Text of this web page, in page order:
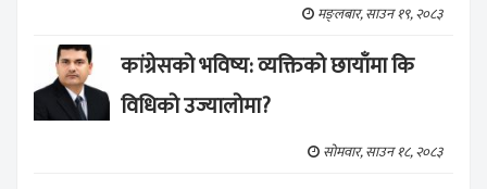
मङ्लबार, साउन १९, २०८३
कांग्रेसको भविष्य: व्यक्तिको छायाँमा कि
विधिको उज्यालोमा?
सोमवार, साउन १८, २०८३